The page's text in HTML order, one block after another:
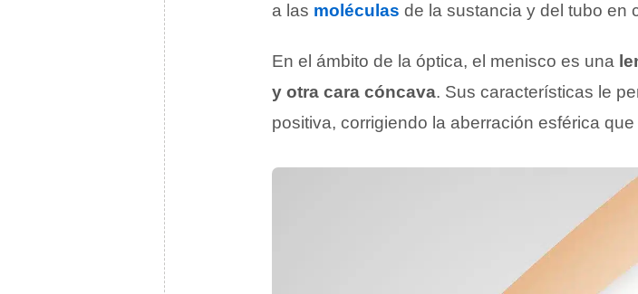
a las moléculas de la sustancia y del tubo en
En el ámbito de la óptica, el menisco es una
y otra cara cóncava. Sus características le
positiva, corrigiendo la aberración esférica